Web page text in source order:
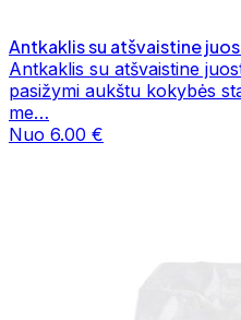
Antkaklis su atšvaistine
Antkaklis su atšvaistine
pasižymi aukštu kokybės
me…
Nuo 6.00 €